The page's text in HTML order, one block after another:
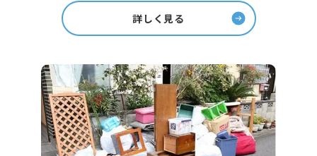
詳しく見る